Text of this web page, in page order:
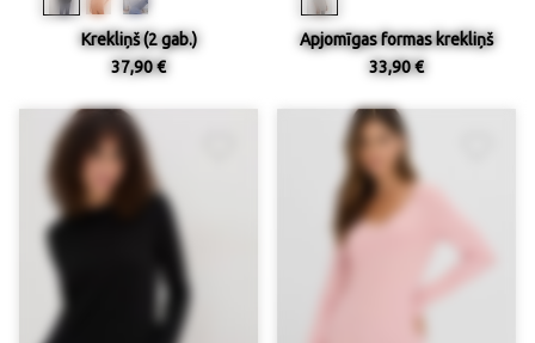
Krekliņš (2 gab.)
37,90 €
Apjomīgas formas krekliņš
33,90 €